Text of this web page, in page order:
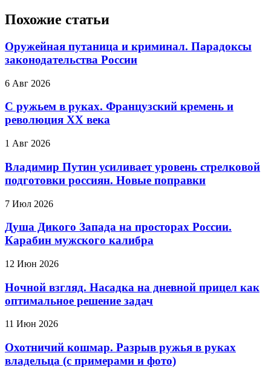
Похожие статьи
Оружейная путаница и криминал. Парадоксы
законодательства России
6 Авг 2026
С ружьем в руках. Французский кремень и
революция XX века
1 Авг 2026
Владимир Путин усиливает уровень стрелковой
подготовки россиян. Новые поправки
7 Июл 2026
Душа Дикого Запада на просторах России.
Карабин мужского калибра
12 Июн 2026
Ночной взгляд. Насадка на дневной прицел как
оптимальное решение задач
11 Июн 2026
Охотничий кошмар. Разрыв ружья в руках
владельца (с примерами и фото)